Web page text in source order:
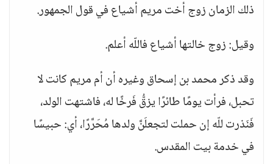
ذلك الزمان زوج أخت مريم أشياع في قول الجمهور.
وقيل: زوج خالتها أشياع فاللّه أعلم.
وقد ذكر محمد بن إسحاق وغيره أن أم مريم كانت لا
تحبل، فرأت يومًا طائرًا يزقُّ فَرخًا له، فاشتهت الولد،
فَنَذرت للّه إن حملت لتجعلَنَّ ولدها مُحَرَّرًا، أي: حبيسًا
في خدمة بيت المقدس.